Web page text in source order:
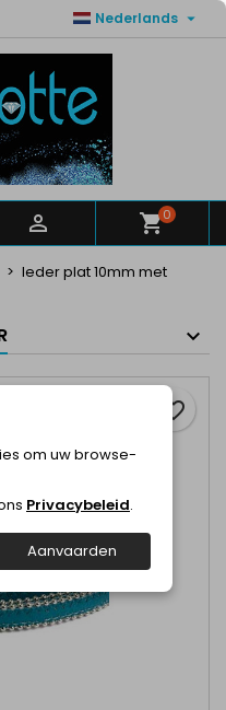
Nederlands 
 0
leder plat 10mm met
favorite_border
×
×
Maak een verlanglijst
×
in uw verlanglijst
Inloggen
om uw browse-
Privacybeleid.
Aanvaarden